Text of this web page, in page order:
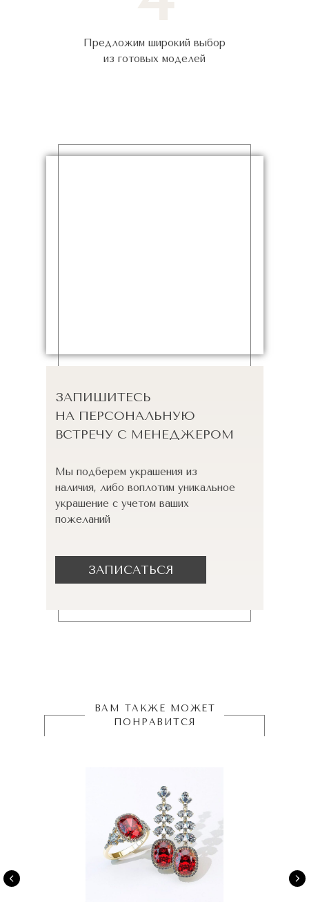
Предложим широкий выбор
из готовых моделей
ЗАПИШИТЕСЬ
НА ПЕРСОНАЛЬНУЮ
ВСТРЕЧУ С МЕНЕДЖЕРОМ
Мы подберем украшения из
наличия, либо воплотим уникальное
украшение с учетом ваших
пожеланий
ЗАПИСАТЬСЯ
ВАМ ТАКЖЕ МОЖЕТ
ПОНРАВИТСЯ